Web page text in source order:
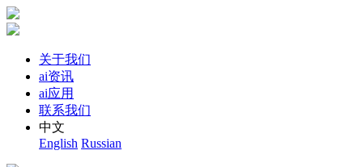
关于我们
ai资讯
ai应用
联系我们
中文
English Russian